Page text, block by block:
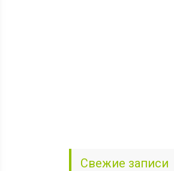
Свежие записи